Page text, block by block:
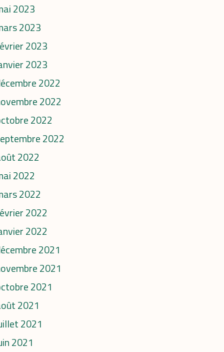
2023
2023
2023
2023
2022
2022
2022
2022
2022
2022
2022
2022
2022
2021
2021
2021
2021
2021
2021